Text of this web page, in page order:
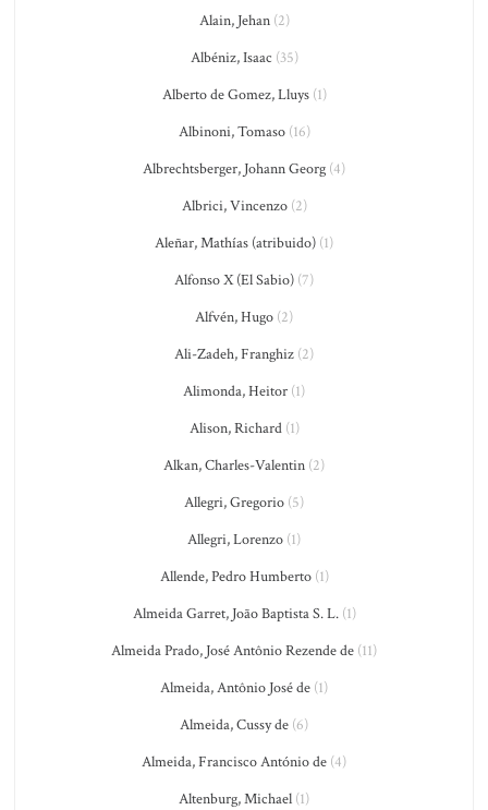
Alain, Jehan(2)
Albéniz, Isaac (35)
Alberto de Gomez, Lluys(1)
Albinoni, Tomaso(16)
Albrechtsberger, Johann Georg (4)
Albrici, Vincenzo(2)
Aleñar, Mathías (atribuido) (1)
Alfonso X (El Sabio) (7)
Alfvén, Hugo (2)
Ali-Zadeh, Franghiz (2)
Alimonda, Heitor (1)
Alison, Richard(1)
Alkan, Charles-Valentin (2)
Allegri, Gregorio (5)
Allegri, Lorenzo (1)
Allende, Pedro Humberto(1)
Almeida Garret, João Baptista S. L.(1)
Almeida Prado, José Antônio Rezende de (11)
Almeida, Antônio José de (1)
Almeida, Cussy de (6)
Almeida, Francisco António de (4)
Altenburg, Michael (1)